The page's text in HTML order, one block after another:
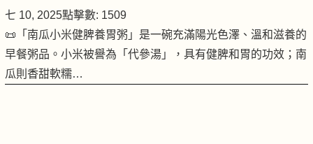
七 10, 2025點擊數: 1509
📜「南瓜小米健脾養胃粥」是一碗充滿陽光色澤、溫和滋養的
早餐粥品。小米被譽為「代參湯」，具有健脾和胃的功效；南
瓜則香甜軟糯…